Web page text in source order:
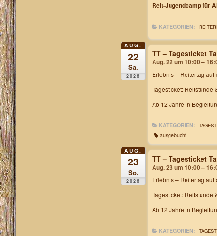
Reit-Jugendcamp für
KATEGORIEN:
AUG.
22
Sa.
2026
TT – Tagesticket
Aug. 22 um 10:00 –
Erlebnis – Reitertag auf
Tagesticket: Reitstunde
Ab 12 Jahre in
KATEGORIEN:
ausgebucht
AUG.
23
So.
2026
TT – Tagesticket
Aug. 23 um 10:00 –
Erlebnis – Reitertag auf
Tagesticket: Reitstunde
Ab 12 Jahre in
KATEGORIEN: